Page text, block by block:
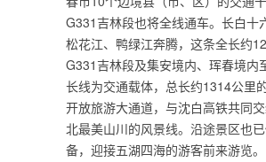
G331吉林段也将全线通车。长白十
松花江、鸭绿江奔腾，这条全长约
G331吉林段及集安境内、珲春境内
长线为交通载体，总长约1314公里
开放旅游大通道，与沈白高铁共同
北最美山川的风景线。沿途景区也
备，迎接五湖四海的游客前来游览。